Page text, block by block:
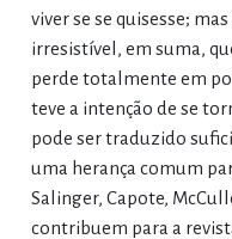
viver se se quisesse;
irresistível, em suma,
perde totalmente em
teve a intenção de se
pode ser traduzido
uma herança comum
Salinger, Capote,
contribuem para a